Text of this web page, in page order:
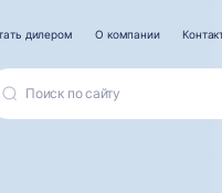
дилером О компании